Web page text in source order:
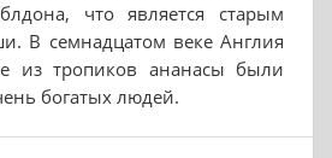
что является старым
В семнадцатом веке Англия
из тропиков ананасы были
богатых людей.